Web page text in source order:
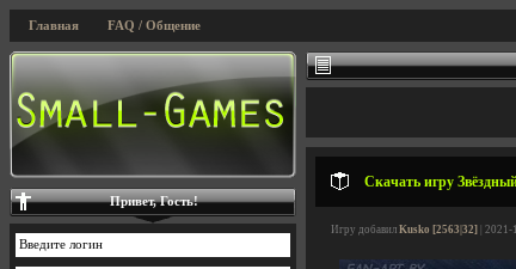
Главная FAQ / Общение
Скачать игру
Игру добавил Kusko [2563|32] | 2021-
Привет, Гость!